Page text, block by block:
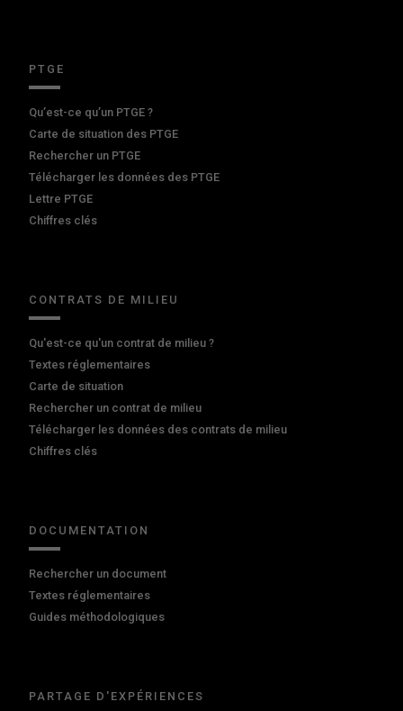
PTGE
Qu’est-ce qu’un PTGE ?
Carte de situation des PTGE
Rechercher un PTGE
Télécharger les données des PTGE
Lettre PTGE
Chiffres clés
CONTRATS DE MILIEU
Qu'est-ce qu'un contrat de milieu ?
Textes réglementaires
Carte de situation
Rechercher un contrat de milieu
Télécharger les données des contrats de milieu
Chiffres clés
DOCUMENTATION
Rechercher un document
Textes réglementaires
Guides méthodologiques
PARTAGE D'EXPÉRIENCES